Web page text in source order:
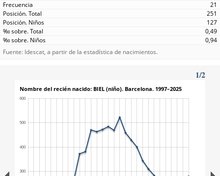
21
251
127
0,49
0,94
Fuente: Idescat, a partir de la estadística de nacimientos.